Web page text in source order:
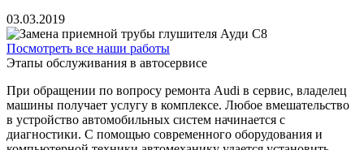
03.03.2019
Посмотреть все наши работы
Этапы обслуживания в автосервисе
При обращении по вопросу ремонта Audi в сервис, владелец
машины получает услугу в комплексе. Любое вмешательство
в устройство автомобильных систем начинается с
диагностики. С помощью современного оборудования и